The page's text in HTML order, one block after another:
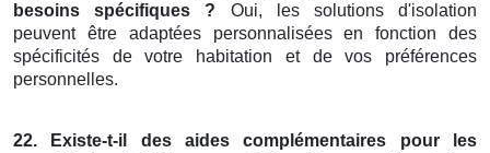
besoins spécifiques ? Oui, les solutions d'isolation
peuvent être adaptées personnalisées en fonction des
spécificités de votre habitation et de vos préférences
personnelles.
22. Existe-t-il des aides complémentaires pour les